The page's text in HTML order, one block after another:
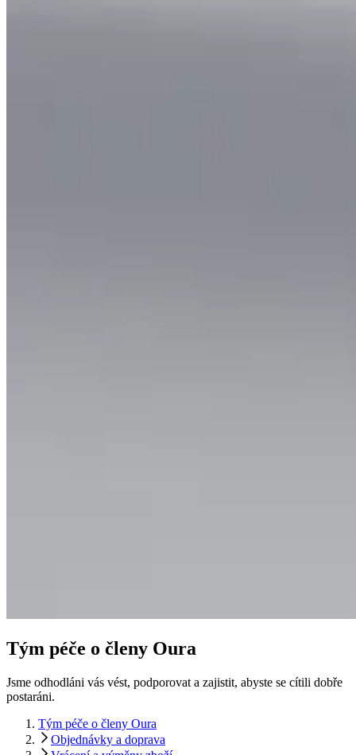
Tým péče o členy Oura
Jsme odhodláni vás vést, podporovat a zajistit, abyste se cítili dobře
postaráni.
Tým péče o členy Oura
Objednávky a doprava